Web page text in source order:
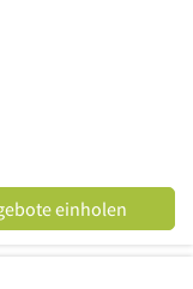
einholen